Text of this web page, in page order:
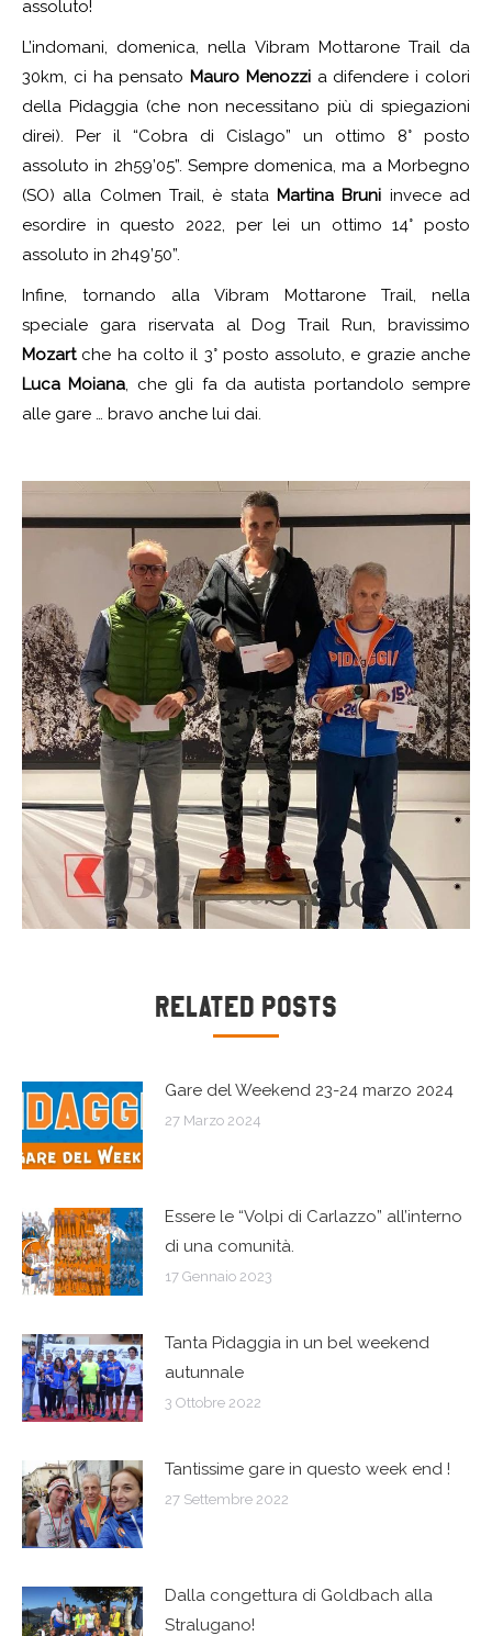
assoluto!
L’indomani, domenica, nella Vibram Mottarone Trail da
30km, ci ha pensato Mauro Menozzia difendere i colori
della Pidaggia (che non necessitano più di spiegazioni
direi). Per il “Cobra di Cislago” un ottimo 8° posto
assoluto in 2h59’05”. Sempre domenica, ma a Morbegno
(SO) alla Colmen Trail, è stata Martina Bruni invece ad
esordire in questo 2022, per lei un ottimo 14° posto
assoluto in 2h49’50”.
Infine, tornando alla Vibram Mottarone Trail, nella
speciale gara riservata al Dog Trail Run, bravissimo
Mozartche ha colto il 3° posto assoluto, e grazie anche
Luca Moiana, che gli fa da autista portandolo sempre
alle gare … bravo anche lui dai.
i
post
Related Posts
Gare del Weekend 23-24 marzo 2024
27 Marzo 2024
Essere le “Volpi di Carlazzo” all’interno
di una comunità.
17 Gennaio 2023
Tanta Pidaggia in un bel weekend
autunnale
3 Ottobre 2022
Tantissime gare in questo week end !
27 Settembre 2022
Dalla congettura di Goldbach alla
Stralugano!